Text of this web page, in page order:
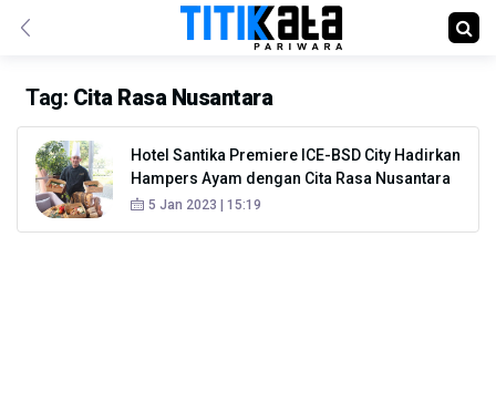
Tag: Cita Rasa Nusantara
Hotel Santika Premiere ICE-BSD City Hadirkan
Hampers Ayam dengan Cita Rasa Nusantara
5 Jan 2023 | 15:19